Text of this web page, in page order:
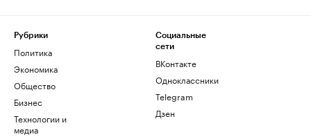
Рубрики
Политика
Экономика
Общество
Бизнес
Технологии и
медиа
Социальные
сети
ВКонтакте
Одноклассники
Telegram
Дзен